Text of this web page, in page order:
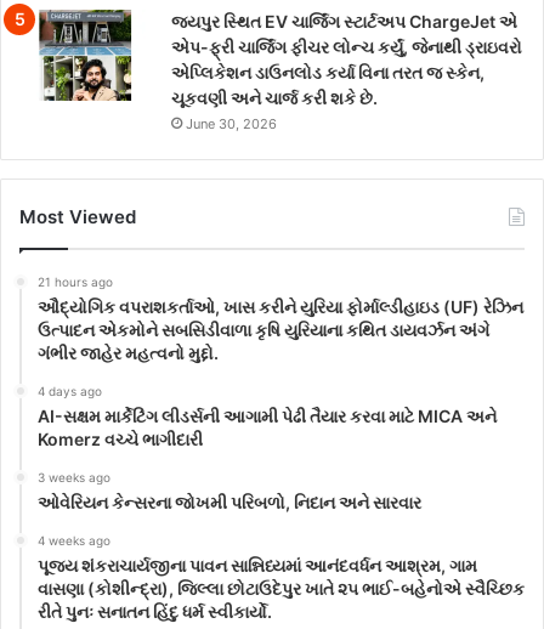
જયપુર સ્થિત EV ચાર્જિંગ સ્ટાર્ટઅપ ChargeJet એ
એપ-ફ્રી ચાર્જિંગ ફીચર લોન્ચ કર્યું, જેનાથી ડ્રાઇવરો
એપ્લિકેશન ડાઉનલોડ કર્યા વિના તરત જ સ્કેન,
ચૂકવણી અને ચાર્જ કરી શકે છે.
June 30, 2026
Most Viewed
21 hours ago
ઔદ્યોગિક વપરાશકર્તાઓ, ખાસ કરીને યુરિયા ફોર્માલ્ડીહાઇડ (UF) રેઝિન
ઉત્પાદન એકમોને સબસિડીવાળા કૃષિ યુરિયાના કથિત ડાયવર્ઝન અંગે
ગંભીર જાહેર મહત્વનો મુદ્દો.
4 days ago
AI-સક્ષમ માર્કેટિંગ લીડર્સની આગામી પેઢી તૈયાર કરવા માટે MICA અને
Komerz વચ્ચે ભાગીદારી
3 weeks ago
ઓવેરિયન કેન્સરના જોખમી પરિબળો, નિદાન અને સારવાર
4 weeks ago
પૂજ્ય શંકરાચાર્યજીના પાવન સાન્નિધ્યમાં આનંદવર્ધન આશ્રમ, ગામ
વાસણા (કોશીન્દ્રા), જિલ્લા છોટાઉદેપુર ખાતે ૨૫ ભાઈ-બહેનોએ સ્વૈચ્છિક
રીતે પુનઃ સનાતન હિંદુ ધર્મ સ્વીકાર્યો.